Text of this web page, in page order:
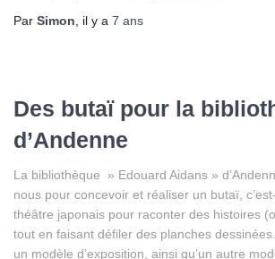
Par Simon , il y a 7 ans
Des butaï pour la
d’Andenne
La bibliothèque » Edouard Aidans »
nous pour concevoir et réaliser un butaï,
théâtre japonais pour raconter des histoires
tout en faisant défiler des planches
un modèle d’exposition, ainsi qu’un autre